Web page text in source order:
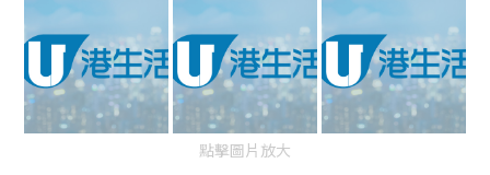
點擊圖片放大